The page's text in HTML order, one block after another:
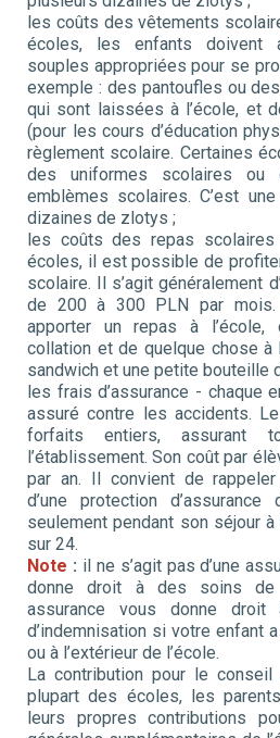
les coûts des vêtements
écoles, les enfants doivent
souples appropriées pour se
exemple : des pantoufles ou
qui sont laissées à l’école, et
(pour les cours d’éducation
règlement scolaire. Certaines
des uniformes scolaires
emblèmes scolaires. C’est
dizaines de zlotys ;
les coûts des repas
écoles, il est possible de
scolaire. Il s’agit généralement
de 200 à 300 PLN par mois.
apporter un repas à l’école,
collation et de quelque chose à
sandwich et une petite bouteille
les frais d’assurance - chaque
assuré contre les accidents.
forfaits entiers, assurant
l’établissement. Son coût par
par an. Il convient de rappeler
d’une protection
seulement pendant son séjour à
sur 24.
Note : il ne s’agit pas d’une
donne droit à des soins de
assurance vous donne droit
d’indemnisation si votre enfant
ou à l’extérieur de l’école.
La contribution pour le
plupart des écoles, les
leurs propres contributions